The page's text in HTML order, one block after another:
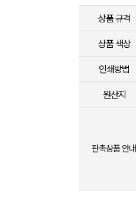
상품 규격
상품 색상
인쇄방법
원산지
판촉상품 안내